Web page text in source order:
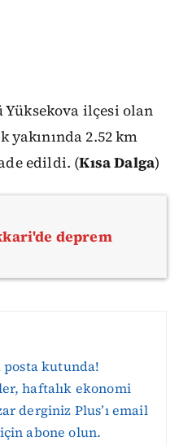
Yüksekova ilçesi olan
2.52 km
edildi. (Kısa Dalga)
deprem
kutunda!
haftalık ekonomi
derginiz Plus’ı email
abone olun.